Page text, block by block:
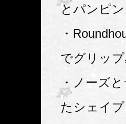
とパンピ
・
でグリッ
・ノーズ
たシェイプ